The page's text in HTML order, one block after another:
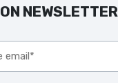
NEWSLETTER